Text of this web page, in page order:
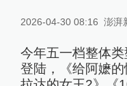
2026-04-30 08:16 澎湃
今年五一档整体
登陆，《给阿嬷